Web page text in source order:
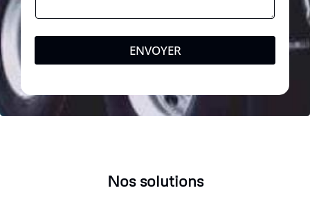
ENVOYER
Nos solutions